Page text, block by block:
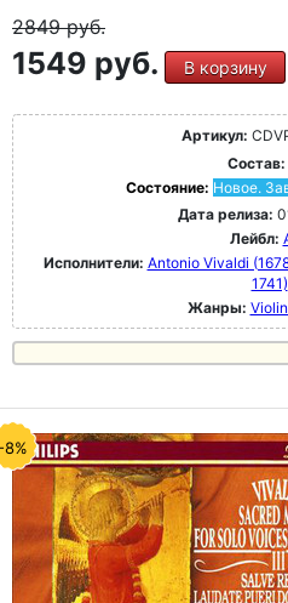
2849руб.
1549 руб. В корзину
Артикул:
Состав:
Состояние: Новое.
Дата релиза:
Лейбл:
Исполнители: Antonio Vivaldi
1741)
Жанры:
8%